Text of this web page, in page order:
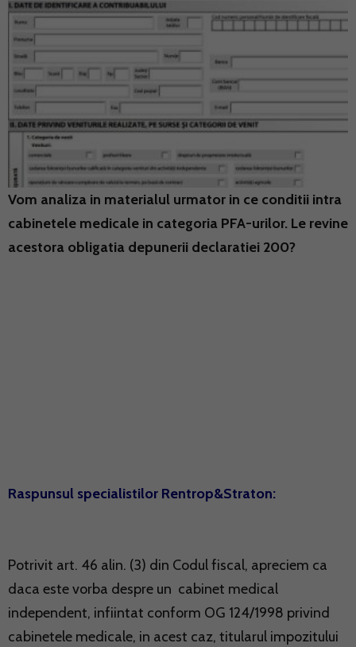
Vom analiza in materialul urmator in ce conditii intra
cabinetele medicale in categoria PFA-urilor. Le revine
acestora obligatia depunerii declaratiei 200?
Raspunsul specialistilor Rentrop&Straton:
Potrivit art. 46 alin. (3) din Codul fiscal, apreciem ca
daca este vorba despre un cabinet medical
independent, infiintat conform OG 124/1998 privind
cabinetele medicale, in acest caz, titularul impozitului